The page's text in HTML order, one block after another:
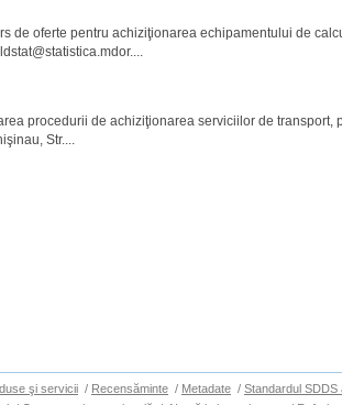
de oferte pentru achiziţionarea echipamentului de
procedurii de achiziţionarea serviciilor de
Str....
şi servicii / Recensăminte / Metadate / Standardul SDDS